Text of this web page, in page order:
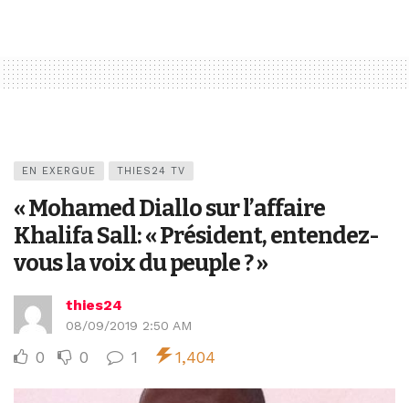
EN EXERGUE THIES24 TV
« Mohamed Diallo sur l’affaire
Khalifa Sall: « Président, entendez-
vous la voix du peuple ? »
thies24
08/09/2019 2:50 AM
0 0 1 1,404